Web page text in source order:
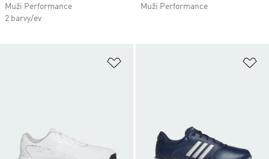
Muži Performance
2 barvy/ev
Muži Performance